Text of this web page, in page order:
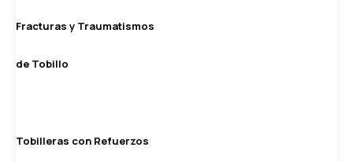
Fracturas y Traumatismos
de Tobillo
Tobilleras con Refuerzos